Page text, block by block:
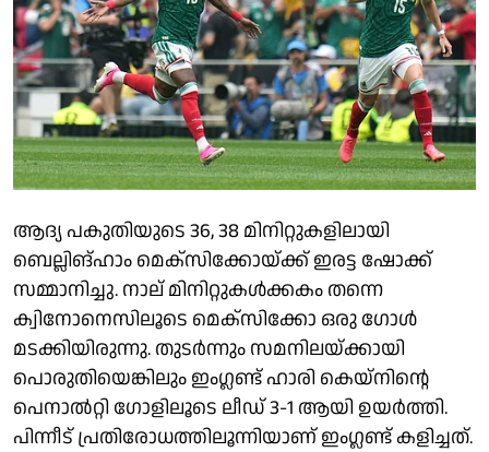
ആദ്യ പകുതിയുടെ 36, 38 മിനിറ്റുകളിലായി
ബെല്ലിങ്ഹാം മെക്സിക്കോയ്ക്ക് ഇരട്ട ഷോക്ക്
സമ്മാനിച്ചു. നാല് മിനിറ്റുകൾക്കകം തന്നെ
ക്വിനോനെസിലൂടെ മെക്സിക്കോ ഒരു ഗോൾ
മടക്കിയിരുന്നു. തുടർന്നും സമനിലയ്ക്കായി
പൊരുതിയെങ്കിലും ഇംഗ്ലണ്ട് ഹാരി കെയ്നിൻ്റെ
പെനാൽറ്റി ഗോളിലൂടെ ലീഡ് 3-1 ആയി ഉയർത്തി.
പിന്നീട് പ്രതിരോധത്തിലൂന്നിയാണ് ഇംഗ്ലണ്ട് കളിച്ചത്.